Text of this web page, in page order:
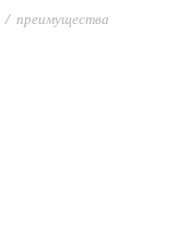
/ преимущества